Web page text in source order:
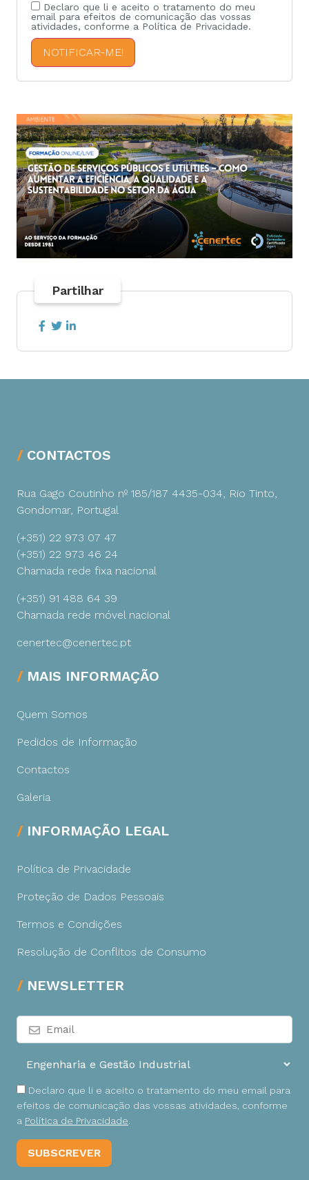
Declaro que li e aceito o tratamento do meu
email para efeitos de comunicação das vossas
atividades, conforme a Política de Privacidade.
NOTIFICAR-ME!
Partilhar
CONTACTOS
Rua Gago Coutinho nº 185/187 4435-034, Rio Tinto,
Gondomar, Portugal
(+351) 22 973 07 47
(+351) 22 973 46 24
Chamada rede fixa nacional
(+351) 91 488 64 39
Chamada rede móvel nacional
cenertec@cenertec.pt
MAIS INFORMAÇÃO
Quem Somos
Pedidos de Informação
Contactos
Galeria
INFORMAÇÃO LEGAL
Política de Privacidade
Proteção de Dados Pessoais
Termos e Condições
Resolução de Conflitos de Consumo
NEWSLETTER
Declaro que li e aceito o tratamento do meu email para
efeitos de comunicação das vossas atividades, conforme
a Política de Privacidade